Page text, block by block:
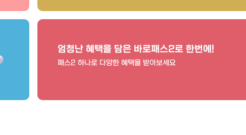
엄청난 혜택을 담은 바로패스2로 한번에!
패스2 하나로 다양한 혜택을 받아보세요